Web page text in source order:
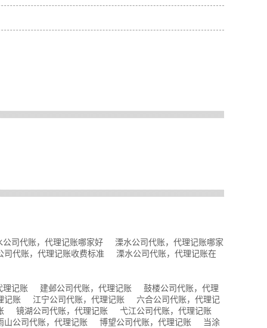
公司代账，代理记账哪家好
溧水公司代账，代理记账哪家
司代账，代理记账收费标准
溧水公司代账，代理记账在
理记账 建邺公司代账，代理记账
鼓楼公司代账，代理
记账
江宁公司代账，代理记账
六合公司代账，代理记
镜湖公司代账，代理记账
弋江公司代账，代理记账
山公司代账，代理记账
博望公司代账，代理记账
当涂